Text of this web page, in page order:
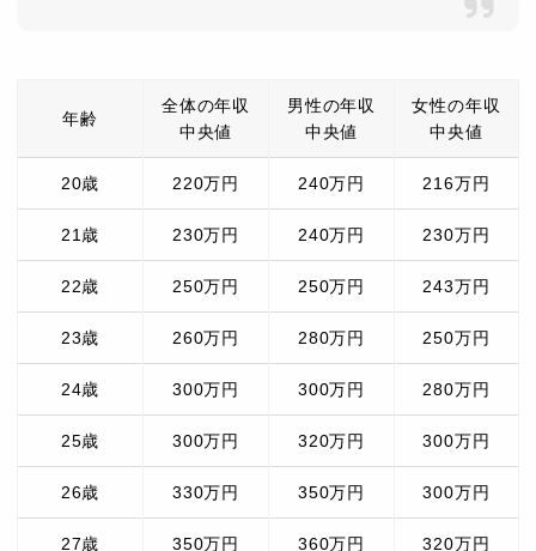
年齢
全体の年収
中央値
男性の年収
中央値
女性の年収
中央値
20歳 220万円 240万円 216万円
21歳 230万円 240万円 230万円
22歳 250万円 250万円 243万円
23歳 260万円 280万円 250万円
24歳 300万円 300万円 280万円
25歳 300万円 320万円 300万円
26歳 330万円 350万円 300万円
27歳 350万円 360万円 320万円